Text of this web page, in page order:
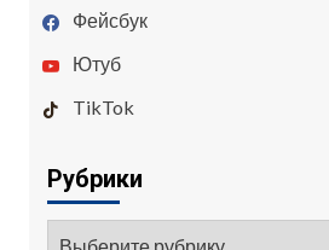
Фейсбук
Ютуб
TikTok
Рубрики